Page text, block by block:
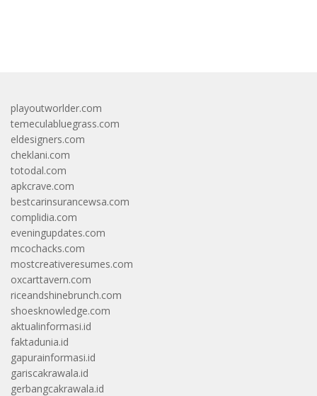
playoutworlder.com
temeculabluegrass.com
eldesigners.com
cheklani.com
totodal.com
apkcrave.com
bestcarinsurancewsa.com
complidia.com
eveningupdates.com
mcochacks.com
mostcreativeresumes.com
oxcarttavern.com
riceandshinebrunch.com
shoesknowledge.com
aktualinformasi.id
faktadunia.id
gapurainformasi.id
gariscakrawala.id
gerbangcakrawala.id